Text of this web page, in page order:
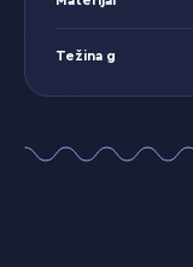
Težina g